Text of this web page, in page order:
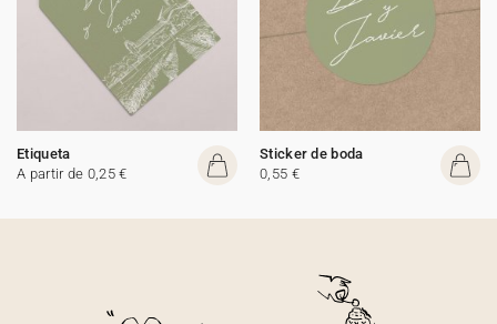
Etiqueta
A partir de 0,25 €
Sticker de boda
0,55 €